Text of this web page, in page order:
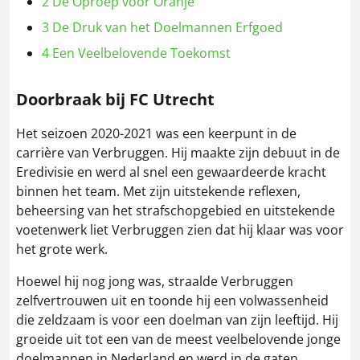
3 De Druk van het Doelmannen Erfgoed
4 Een Veelbelovende Toekomst
Doorbraak bij FC Utrecht
Het seizoen 2020-2021 was een keerpunt in de
carrière van Verbruggen. Hij maakte zijn debuut in de
Eredivisie en werd al snel een gewaardeerde kracht
binnen het team. Met zijn uitstekende reflexen,
beheersing van het strafschopgebied en uitstekende
voetenwerk liet Verbruggen zien dat hij klaar was voor
het grote werk.
Hoewel hij nog jong was, straalde Verbruggen
zelfvertrouwen uit en toonde hij een volwassenheid
die zeldzaam is voor een doelman van zijn leeftijd. Hij
groeide uit tot een van de meest veelbelovende jonge